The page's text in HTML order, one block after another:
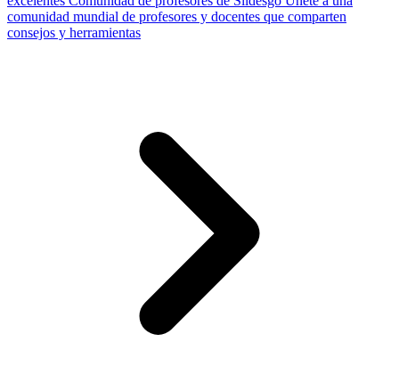
comunidad mundial de profesores y docentes que comparten
consejos y herramientas